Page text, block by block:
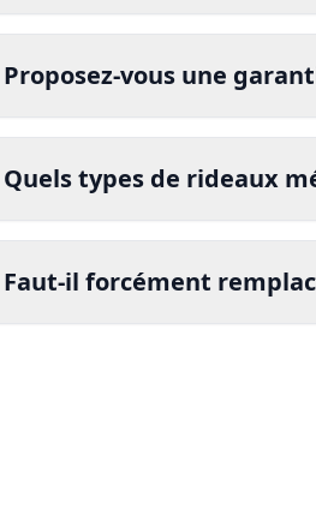
Proposez-vous une
garantie
Quels types de rideaux
Faut-il forcément